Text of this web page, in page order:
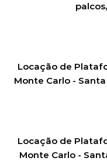
Locação de
Monte Carlo -
Locação de
Monte Carlo -